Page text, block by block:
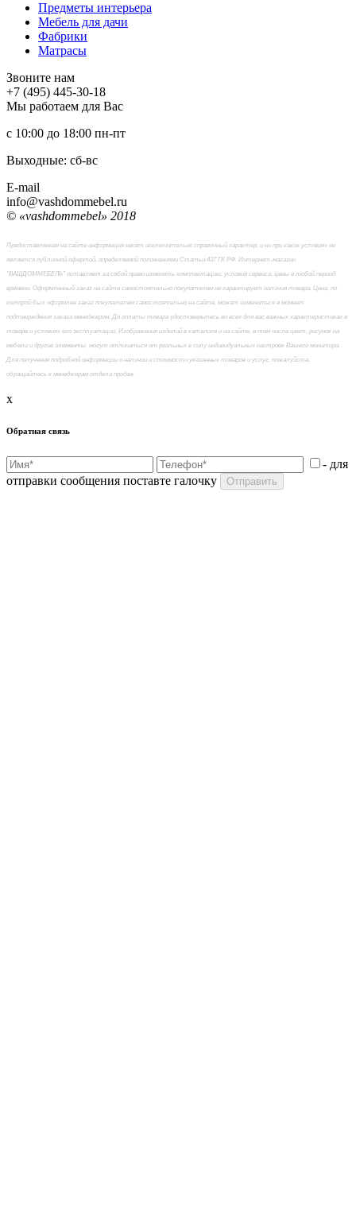
Предметы интерьера
Мебель для дачи
Фабрики
Матраcы
Звоните нам
+7 (495) 445-30-18
Мы работаем для Вас
с 10:00 до 18:00 пн-пт
Выходные: сб-вc
E-mail
info@vashdommebel.ru
© «vashdommebel» 2018
Предоставленная на сайте информация несёт исключительно справочный характер, и ни при каких условиях не
является публичной офертой, определяемой положениями Статьи 437 ГК РФ. Интернет-магазин
"ВАШДОММЕБЕЛЬ" оставляет за собой право изменять комплектацию, условия сервиса, цены в любой период
времени. Оформленный заказ на сайте самостоятельно покупателем не гарантирует наличия товара. Цена, по
которой был оформлен заказ покупателем самостоятельно на сайте, может измениться в момент
подтверждения заказа менеджером. До оплаты товара удостоверьтесь во всех для вас важных характеристиках в
товаре и условиях его эксплуатации. Изображения изделий в каталоге и на сайте, в том числе цвет, рисунок на
мебели и другие элементы, могут отличаться от реальных в силу индивидуальных настроек Вашего монитора.
Для получения подробной информации о наличии и стоимости указанных товаров и услуг, пожалуйста,
обращайтесь к менеджерам отдела продаж
x
Обратная связь
- для
отправки сообщения поставте галочку